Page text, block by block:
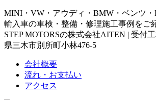
MINI・VW・アウディ・BMW・ベンツ・
輸入車の車検・整備・修理施工事例をご
STEP MOTORSの株式会社AITEN | 受付
県三木市別所町小林476-5
会社概要
流れ・お支払い
アクセス